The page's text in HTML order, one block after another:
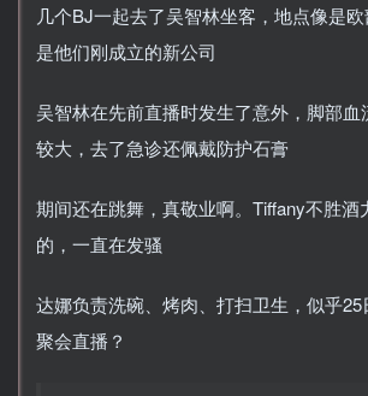
几个BJ一起去了吴智林坐客，地点像是欧
是他们刚成立的新公司
吴智林在先前直播时发生了意外，脚部血
较大，去了急诊还佩戴防护石膏
期间还在跳舞，真敬业啊。Tiffany不胜酒
的，一直在发骚
达娜负责洗碗、烤肉、打扫卫生，似乎
聚会直播？